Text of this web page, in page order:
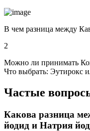
В чем разница между
2
Можно ли принимать
Что выбрать: Эутирокс
Частые
Какова разница
йодид и Натрия